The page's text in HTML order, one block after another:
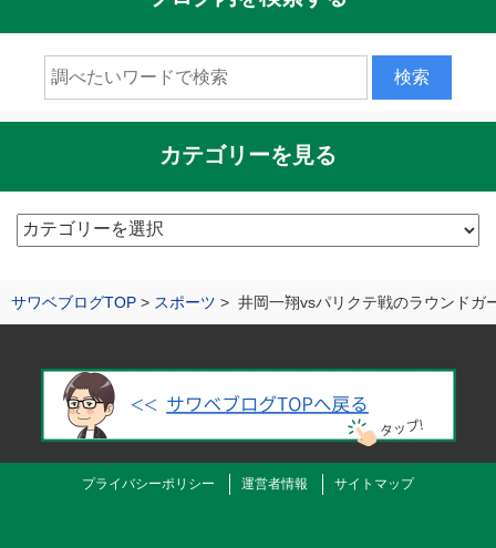
サワベブログTOP スポーツ 井岡一翔vsパリクテ戦のラウンドガ
カテゴリーを見る
カ
リ
プライバシーポリシー 運営者情報 サイトマップ